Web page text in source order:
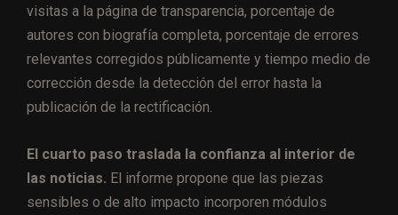
visitas a la página de transparencia, porcentaje de
autores con biografía completa, porcentaje de errores
relevantes corregidos públicamente y tiempo medio de
corrección desde la detección del error hasta la
publicación de la rectificación.
El cuarto paso traslada la confianza al interior de
las noticias. El informe propone que las piezas
sensibles o de alto impacto incorporen módulos